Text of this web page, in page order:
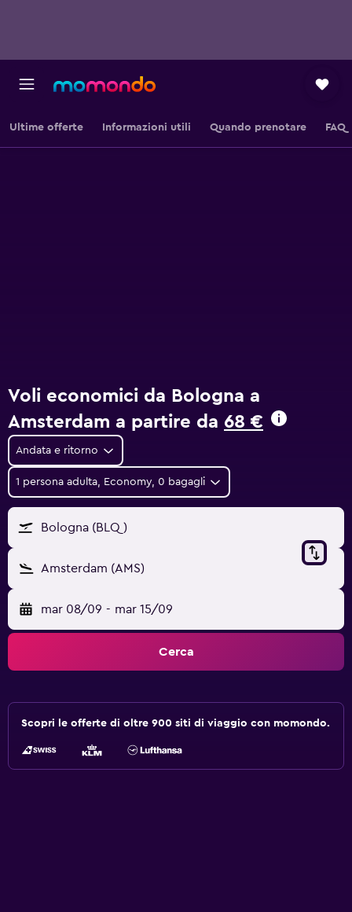
Ultime offerte Informazioni utili Quando prenotare FAQ
Voli economici da Bologna a
Amsterdam a partire da 68 €
Andata e ritorno
1 persona adulta, Economy, 0 bagagli
Bologna (BLQ)
Amsterdam (AMS)
mar 08/09 - mar 15/09
Cerca
Scopri le offerte di oltre 900 siti di viaggio con momondo.